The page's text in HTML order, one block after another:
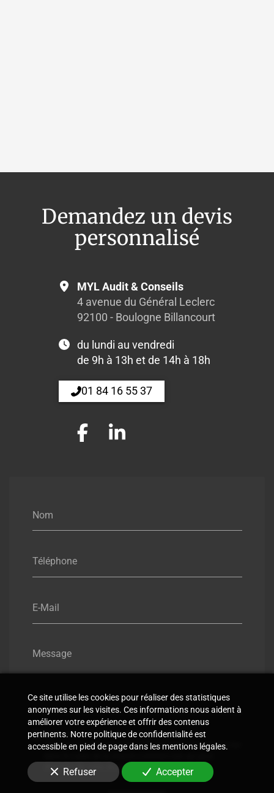
Demandez un devis
personnalisé
Nom
Téléphone
E-Mail
Message
En soumettant ce formulaire, j'accepte que les
informations saisies soient utilisées pour me recontacter
découler de cette demande.
MYL Audit & Conseils
4 avenue du Général Leclerc
92100 - Boulogne Billancourt
du lundi au vendredi
de 9h à 13h et de 14h à 18h
01 84 16 55 37
Ce site utilise les cookies pour réaliser des statistiques
anonymes sur les visites. Ces informations nous aident à
améliorer votre expérience et offrir des contenus
pertinents. Notre politique de confidentialité est
accessible en pied de page dans les mentions légales.
Refuser Accepter